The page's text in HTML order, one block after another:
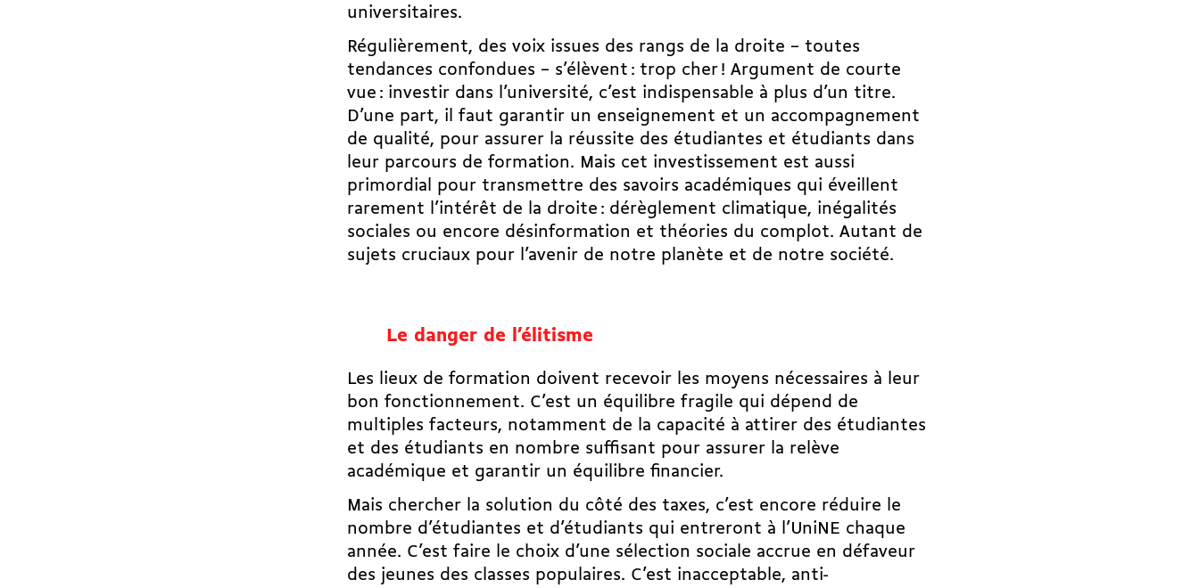
universitaires.
Régulièrement, des voix issues des rangs de la droite – toutes
tendances confondues – s’élèvent : trop cher ! Argument de courte
vue : investir dans l’université, c’est indispensable à plus d’un titre.
D’une part, il faut garantir un enseignement et un accompagnement
de qualité, pour assurer la réussite des étudiantes et étudiants dans
leur parcours de formation. Mais cet investissement est aussi
primordial pour transmettre des savoirs académiques qui éveillent
rarement l’intérêt de la droite : dérèglement climatique, inégalités
sociales ou encore désinformation et théories du complot. Autant de
sujets cruciaux pour l’avenir de notre planète et de notre société.
Le danger de l’élitisme
Les lieux de formation doivent recevoir les moyens nécessaires à leur
bon fonctionnement. C’est un équilibre fragile qui dépend de
multiples facteurs, notamment de la capacité à attirer des étudiantes
et des étudiants en nombre suffisant pour assurer la relève
académique et garantir un équilibre financier.
Mais chercher la solution du côté des taxes, c’est encore réduire le
nombre d’étudiantes et d’étudiants qui entreront à l’UniNE chaque
année. C’est faire le choix d’une sélection sociale accrue en défaveur
des jeunes des classes populaires. C’est inacceptable, anti­